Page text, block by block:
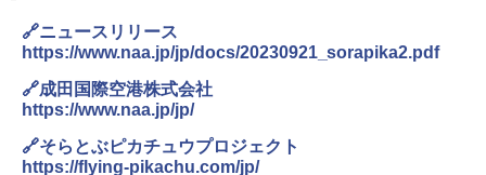
GRANDOOR ステンレス保冷剤 2個セット 2
026リニューアル 急速冷凍 空間倍増 衛生的
コンパクト 保冷力長持ち
￥2,980
🔗ニュースリリース
https://www.naa.jp/jp/docs/20230921_sorapika2.pdf
🔗成田国際空港株式会社
https://www.naa.jp/jp/
🔗そらとぶピカチュウプロジェクト
https://flying-pikachu.com/jp/